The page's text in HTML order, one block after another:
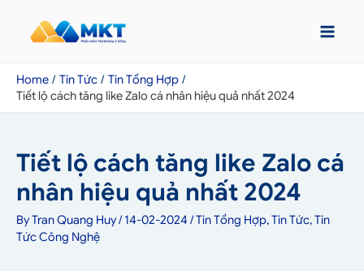
Home Tin Tức
Tin Tổng Hợp
Tiết lộ cách tăng like Zalo cá nhân hiệu quả nhất 2024
Tiết lộ cách tăng like Zalo cá
nhân hiệu quả nhất 2024
ByTran Quang Huy/14-02-2024 /Tin Tổng Hợp,Tin Tức,Tin
Tức Công Nghệ